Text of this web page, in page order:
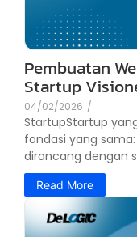
Pembuatan
Startup
04/02/2026 /
StartupStartup
fondasi yang
dirancang dengan
Read More